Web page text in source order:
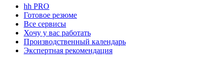
hh PRO
Готовое резюме
Все сервисы
Хочу у вас работать
Производственный календарь
Экспертная рекомендация